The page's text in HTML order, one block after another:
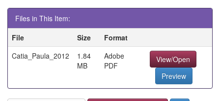
Files in This Item:
File
Size
Format
Catia_Paula_2012
1.84
MB
Adobe
PDF
View/Open
Preview